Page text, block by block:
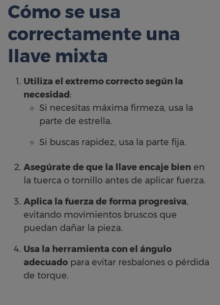
Cómo se usa
correctamente una
llave mixta
Utiliza el extremo correcto según la
necesidad :
Si necesitas máxima firmeza, usa la
parte de estrella.
Si buscas rapidez, usa la parte fija.
Asegúrate de que la llave encaje bien en
la tuerca o tornillo antes de aplicar fuerza.
Aplica la fuerza de forma progresiva,
evitando movimientos bruscos que
puedan dañar la pieza.
Usa la herramienta con el ángulo
adecuado para evitar resbalones o pérdida
de torque.